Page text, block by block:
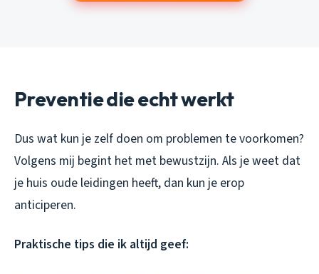
Preventie die echt werkt
Dus wat kun je zelf doen om problemen te voorkomen?
Volgens mij begint het met bewustzijn. Als je weet dat
je huis oude leidingen heeft, dan kun je erop
anticiperen.
Praktische tips die ik altijd geef: